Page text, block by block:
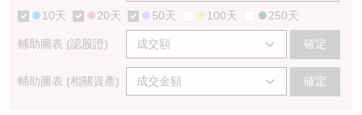
10天 20天 50天 100天 250天
輔助圖表 (認股證) 確定
輔助圖表 (相關資產) 確定